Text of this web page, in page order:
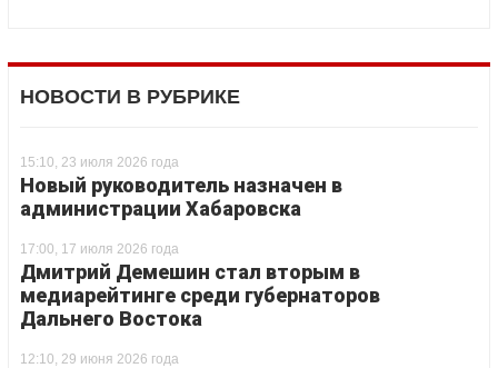
НОВОСТИ В РУБРИКЕ
15:10, 23 июля 2026 года
Новый руководитель назначен в
администрации Хабаровска
17:00, 17 июля 2026 года
Дмитрий Демешин стал вторым в
медиарейтинге среди губернаторов
Дальнего Востока
12:10, 29 июня 2026 года